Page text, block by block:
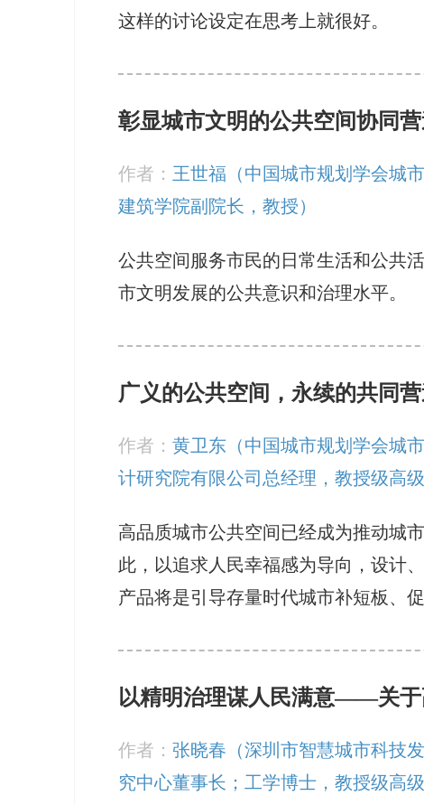
这样的讨论设定在思考上就很好。
彰显城市文明的公共空间协同
作者： 王世福（中国城市规划学会城
建筑学院副院长，教授）
公共空间服务市民的日常生活和公共
市文明发展的公共意识和治理水平。
广义的公共空间，永续的共同
作者：黄卫东（中国城市规划学会城
计研究院有限公司总经理，教授级高级
高品质城市公共空间已经成为推动城
此，以追求人民幸福感为导向，设计
产品将是引导存量时代城市补短板、
以精明治理谋人民满意——关
作者：张晓春（深圳市智慧城市科技
究中心董事长；工学博士，教授级高级